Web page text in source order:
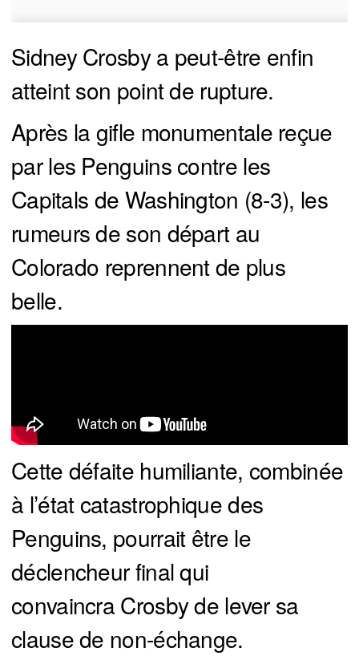
Sidney Crosby a peut-être enfin
atteint son point de rupture.
Après la gifle monumentale reçue
par les Penguins contre les
Capitals de Washington (8-3), les
rumeurs de son départ au
Colorado reprennent de plus
belle.
Cette défaite humiliante, combinée
à l’état catastrophique des
Penguins, pourrait être le
déclencheur final qui
convaincra Crosby de lever sa
clause de non-échange.